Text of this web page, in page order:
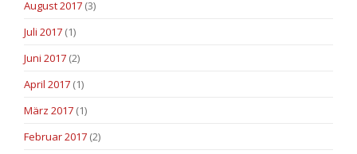
August 2017 (3)
Juli 2017 (1)
Juni 2017 (2)
April 2017 (1)
März 2017 (1)
Februar 2017 (2)